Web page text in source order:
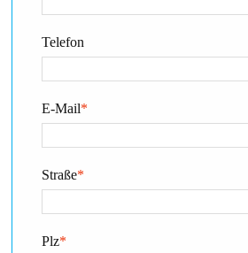
Telefon
*
E-Mail
*
Straße
*
Plz